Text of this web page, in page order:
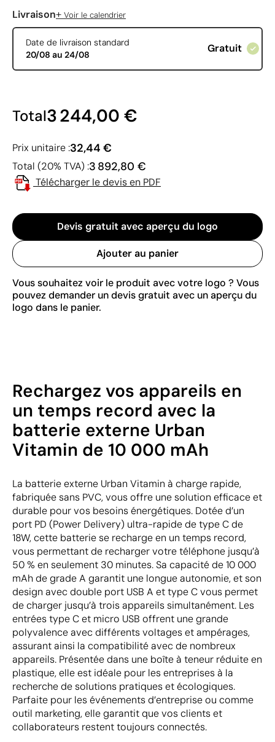
Livraison+ Voir le calendrier
Date de livraison standard
20/08 au 24/08
Gratuit
Total3 244,00 €
Prix unitaire :32,44 €
Total (20% TVA) :3 892,80 €
Télécharger le devis en PDF
Devis gratuit avec aperçu du logo
Ajouter au panier
Vous souhaitez voir le produit avec votre logo ? Vous
pouvez demander un devis gratuit avec un aperçu du
logo dans le panier.
Rechargez vos appareils en
un temps record avec la
batterie externe Urban
Vitamin de 10 000 mAh
La batterie externe Urban Vitamin à charge rapide,
fabriquée sans PVC, vous offre une solution efficace et
durable pour vos besoins énergétiques. Dotée d’un
port PD (Power Delivery) ultra-rapide de type C de
18W, cette batterie se recharge en un temps record,
vous permettant de recharger votre téléphone jusqu’à
50 % en seulement 30 minutes. Sa capacité de 10 000
mAh de grade A garantit une longue autonomie, et son
design avec double port USB A et type C vous permet
de charger jusqu’à trois appareils simultanément. Les
entrées type C et micro USB offrent une grande
polyvalence avec différents voltages et ampérages,
assurant ainsi la compatibilité avec de nombreux
appareils. Présentée dans une boîte à teneur réduite en
plastique, elle est idéale pour les entreprises à la
recherche de solutions pratiques et écologiques.
Parfaite pour les événements d’entreprise ou comme
outil marketing, elle garantit que vos clients et
collaborateurs restent toujours connectés.